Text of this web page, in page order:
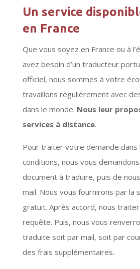
Un service
en France
Que vous soyez en France ou à
avez besoin d’un traducteur
officiel, nous sommes à votre
travaillons régulièrement avec
dans le monde. Nous leur
services à distance.
Pour traiter votre demande dans
conditions, nous vous
document à traduire, puis de
mail. Nous vous fournirons par la
gratuit. Après accord, nous
requête. Puis, nous vous
traduite soit par mail, soit par
des frais supplémentaires.